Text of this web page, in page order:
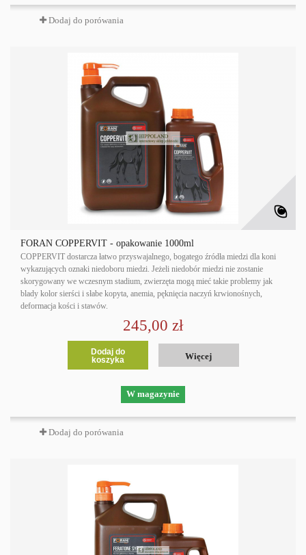
Dodaj do porówania
FORAN COPPERVIT - opakowanie 1000ml
COPPERVIT dostarcza łatwo przyswajalnego, bogatego źródła miedzi dla koni
wykazujących oznaki niedoboru miedzi. Jeżeli niedobór miedzi nie zostanie
skorygowany we wczesnym stadium, zwierzęta mogą mieć takie problemy jak
blady kolor sierści i słabe kopyta, anemia, pęknięcia naczyń krwionośnych,
deformacja kości i stawów.
245,00 zł
Dodaj do
koszyka
Więcej
W magazynie
Dodaj do porówania